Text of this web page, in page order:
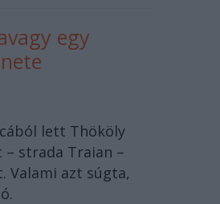
egy
lett Thököly
strada Traian –
Valami azt súgta,